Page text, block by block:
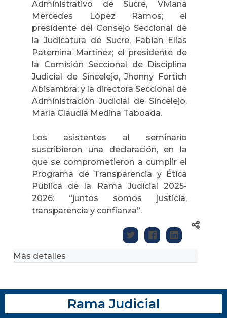
Administrativo de Sucre, Viviana
Mercedes López Ramos; el
presidente del Consejo Seccional de
la Judicatura de Sucre, Fabian Elías
Paternina Martínez; el presidente de
la Comisión Seccional de Disciplina
Judicial de Sincelejo, Jhonny Fortich
Abisambra; y la directora Seccional de
Administración Judicial de Sincelejo,
María Claudia Medina Taboada.
Los asistentes al seminario
suscribieron una declaración, en la
que se comprometieron a cumplir el
Programa de Transparencia y Ética
Pública de la Rama Judicial 2025-
2026: “juntos somos justicia,
transparencia y confianza”.
Más detalles
Rama Judicial